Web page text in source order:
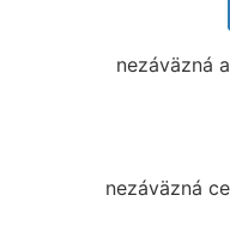
nezáväzná
nezáväzná